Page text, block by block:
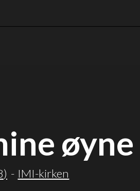
øyne
) - IMI-kirken